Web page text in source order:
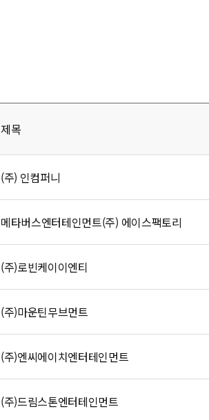
제목
(주) 인컴퍼니
메타버스엔터테인먼트(주) 에이스팩토리
(주)로빈케이이엔티
(주)마운틴무브먼트
(주)엔씨에이치엔터테인먼트
(주)드림스톤엔터테인먼트